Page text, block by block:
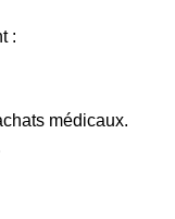
:
médicaux.